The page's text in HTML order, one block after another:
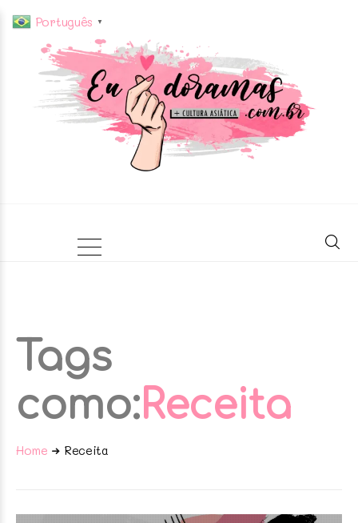
Tags
como:Receita
Home Receita
Português ▼